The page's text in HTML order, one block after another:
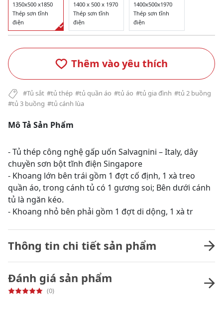
1350x500 x1850
Thép sơn tĩnh
điện
1400 x 500 x 1970
Thép sơn tĩnh
điện
1400x500x1970
Thép sơn tĩnh
điện
Thêm vào yêu thích
#Tủ sắt #tủ thép #tủ quần áo #tủ áo #tủ gia đình #tủ 2 buồng
#tủ 3 buồng #tủ cánh lùa
Mô Tả Sản Phẩm
- Tủ thép công nghệ gấp uốn Salvagnini – Italy, dây
chuyền sơn bột tĩnh điện Singapore
- Khoang lớn bên trái gồm 1 đợt cố định, 1 xà treo
quần áo, trong cánh tủ có 1 gương soi; Bên dưới cánh
tủ là ngăn kéo.
- Khoang nhỏ bên phải gồm 1 đợt di dộng, 1 xà tr
Thông tin chi tiết sản phẩm
Đánh giá sản phẩm
(0)